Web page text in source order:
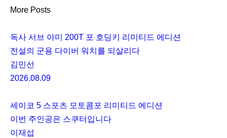
More Posts
독사 서브 아미 200T 포 호딩키 리미티드 에디션
전설의 군용 다이버 워치를 되살리다
김민선
2026.08.09
세이코 5 스포츠 모토콤포 리미티드 에디션
이번 주인공은 스쿠터입니다
이재섭